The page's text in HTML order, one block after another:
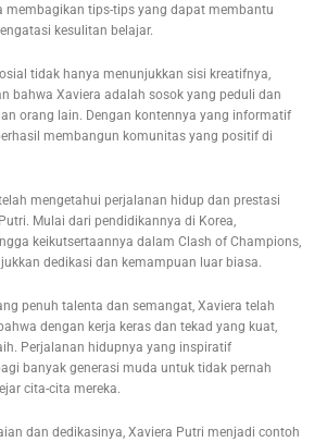
membagikan tips-tips yang dapat membantu
kesulitan belajar.
tidak hanya menunjukkan sisi kreatifnya,
bahwa Xaviera adalah sosok yang peduli dan
orang lain. Dengan kontennya yang informatif
membangun komunitas yang positif di
mengetahui perjalanan hidup dan prestasi
Mulai dari pendidikannya di Korea,
keikutsertaannya dalam Clash of Champions,
dedikasi dan kemampuan luar biasa.
penuh talenta dan semangat, Xaviera telah
dengan kerja keras dan tekad yang kuat,
Perjalanan hidupnya yang inspiratif
banyak generasi muda untuk tidak pernah
cita-cita mereka.
dan dedikasinya, Xaviera Putri menjadi contoh